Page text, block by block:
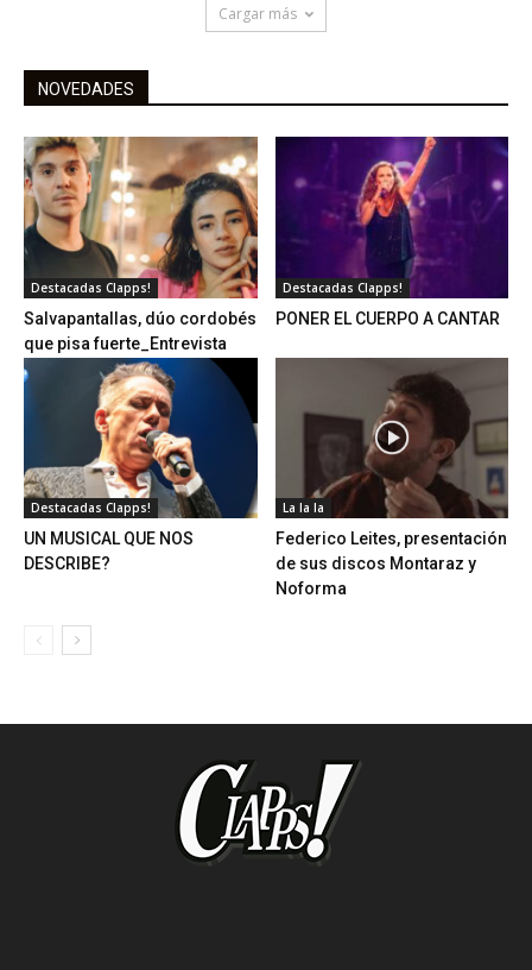
Cargar más
NOVEDADES
Destacadas Clapps!
Salvapantallas, dúo cordobés
que pisa fuerte_Entrevista
Destacadas Clapps!
PONER EL CUERPO A CANTAR
Destacadas Clapps!
UN MUSICAL QUE NOS
DESCRIBE?
La la la
Federico Leites, presentación
de sus discos Montaraz y
Noforma